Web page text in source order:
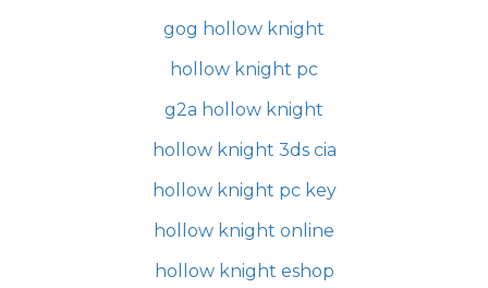
gog hollow knight
hollow knight pc
g2a hollow knight
hollow knight 3ds cia
hollow knight pc key
hollow knight online
hollow knight eshop